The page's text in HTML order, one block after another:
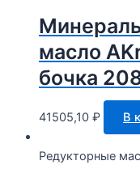
масло
бочка
41505,10 ₽ В
Редукторные